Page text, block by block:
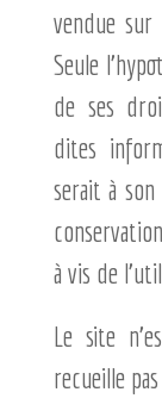
vendue
Seule
de ses
dites
serait à
à vis de
Le site
recueille